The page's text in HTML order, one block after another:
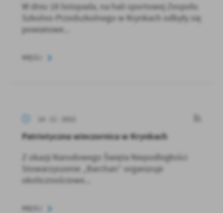
W dniu 18 listopada, na hali sportowej Zespołu
Szkolno-Przedszkolnego w Krynkach odbyły się
powiatowe...
WIĘCEJ
14 - 11 - 2022
Patriotyczna wieczornica w Krynkach
Z okazji Narodowego Święta Niepodległości
Stowarzyszenie „Barchan” organizuje
okolicznościowe...
WIĘCEJ